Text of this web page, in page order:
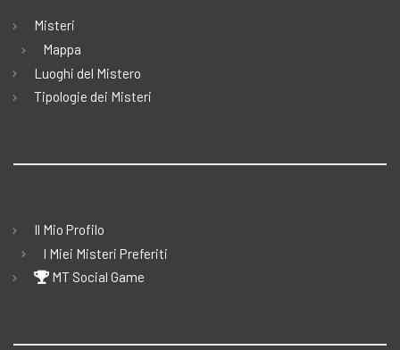
Misteri
Mappa
Luoghi del Mistero
Tipologie dei Misteri
Il Mio Profilo
I Miei Misteri Preferiti
MT Social Game